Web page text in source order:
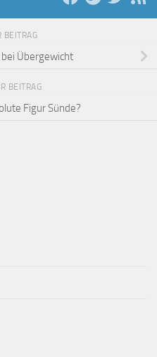
BEITRAG
Übergewicht
BEITRAG
Figur Sünde?